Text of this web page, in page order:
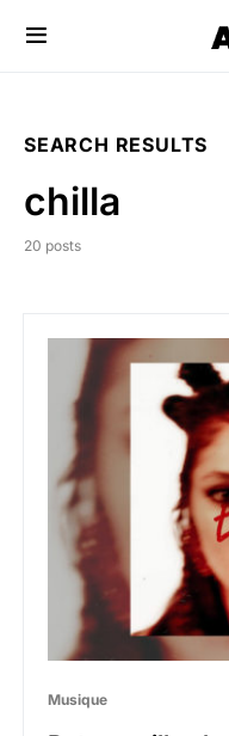
SEARCH RESULTS
chilla
20 posts
Musique